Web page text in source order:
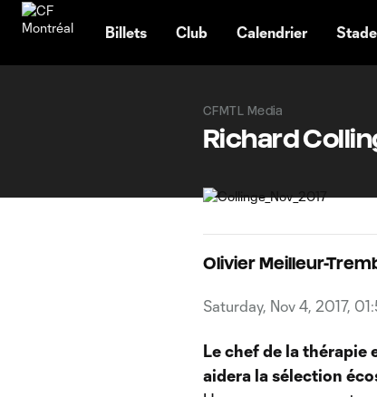
Billets Club Calendrier
CFMTL Media
Richard
Olivier Meilleur-
Saturday, Nov 4, 2017,
Le chef de la thérapie
aidera la sélection